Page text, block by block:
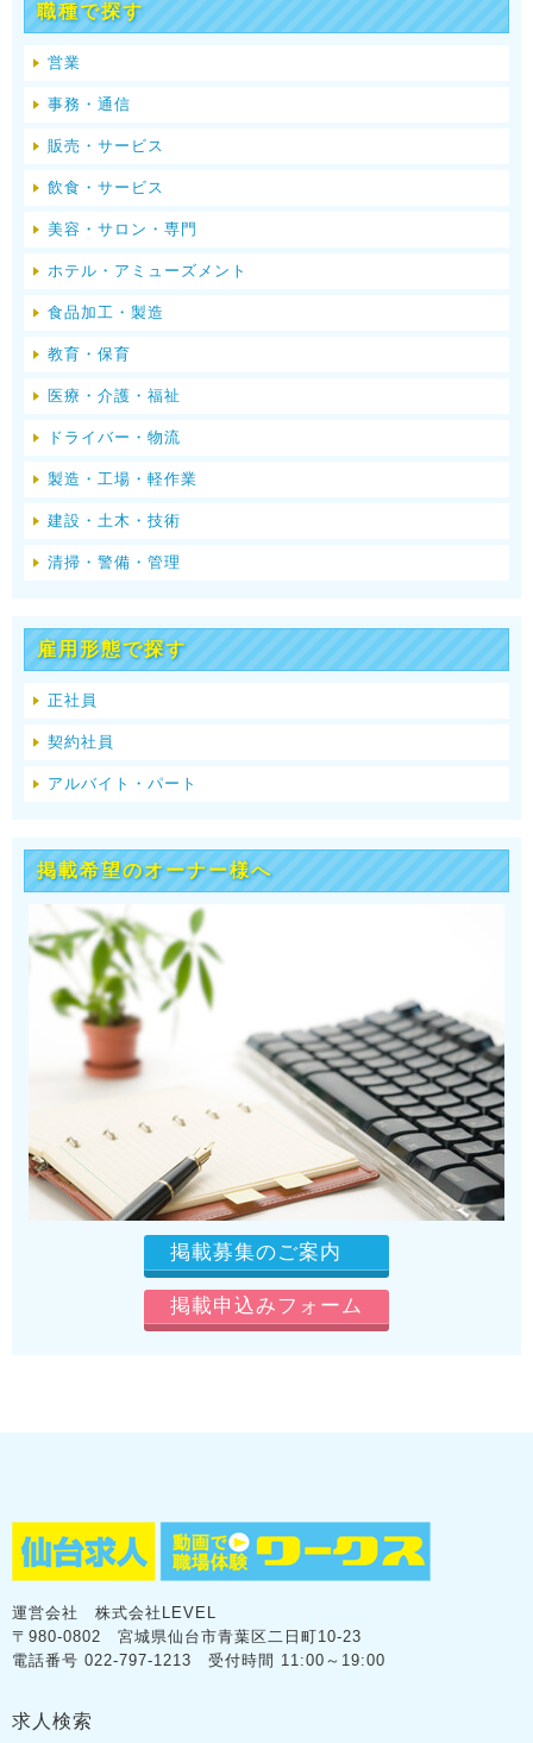
職種で探す
営業
事務・通信
販売・サービス
飲食・サービス
美容・サロン・専門
ホテル・アミューズメント
食品加工・製造
教育・保育
医療・介護・福祉
ドライバー・物流
製造・工場・軽作業
建設・土木・技術
清掃・警備・管理
雇用形態で探す
正社員
契約社員
アルバイト・パート
掲載希望のオーナー様へ
掲載募集のご案内
掲載申込みフォーム
運営会社 株式会社LEVEL
〒980-0802 宮城県仙台市青葉区二日町10-23
電話番号 022-797-1213 受付時間 11:00～19:00
求人検索